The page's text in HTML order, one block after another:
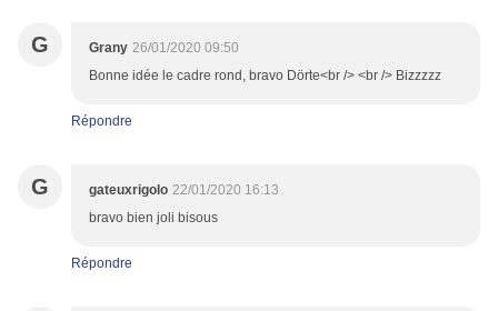
G Grany 26/01/2020 09:50
Bonne idée le cadre rond, bravo Dörte<br /> <br /> Bizzzzz
Répondre
G gateuxrigolo 22/01/2020 16:13
bravo bien joli bisous
Répondre